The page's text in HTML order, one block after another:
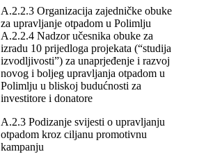
A.2.2.3 Organizacija zajedničke obuke
za upravljanje otpadom u Polimlju
A.2.2.4 Nadzor učesnika obuke za
izradu 10 prijedloga projekata (“studija
izvodljivosti”) za unaprjeđenje i razvoj
novog i boljeg upravljanja otpadom u
Polimlju u bliskoj budućnosti za
investitore i donatore
A.2.3 Podizanje svijesti o upravljanju
otpadom kroz ciljanu promotivnu
kampanju